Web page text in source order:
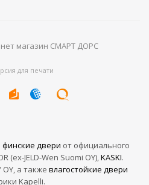
магазин СМАРТ ДОРС
для печати
двери от официального
(ex-JELD-Wen Suomi OY),KASKI.
а также влагостойкие двери
Kapelli.